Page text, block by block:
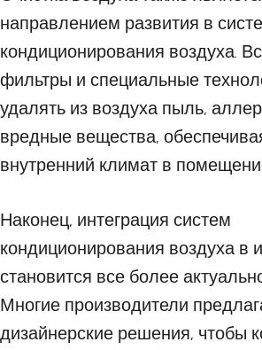
направлением развития в
кондиционирования воздуха.
фильтры и специальные
удалять из воздуха пыль,
вредные вещества,
внутренний климат в
Наконец, интеграция систем
кондиционирования воздуха в
становится все более
Многие производители
дизайнерские решения, чтобы